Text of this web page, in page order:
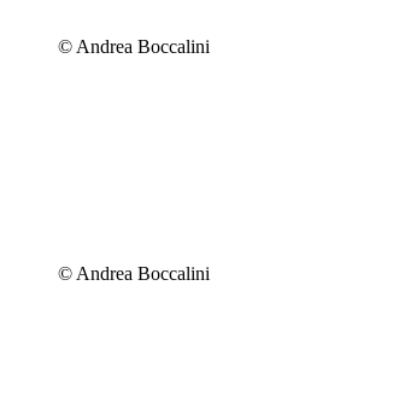
© Andrea Boccalini
© Andrea Boccalini